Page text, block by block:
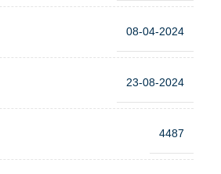
08-04-2024
23-08-2024
4487